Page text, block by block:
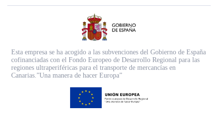
Esta empresa se ha acogido a las subvenciones del Gobierno de España
cofinanciadas con el Fondo Europeo de Desarrollo Regional para las
regiones ultraperiféricas para el transporte de mercancías en
Canarias.”Una manera de hacer Europa”